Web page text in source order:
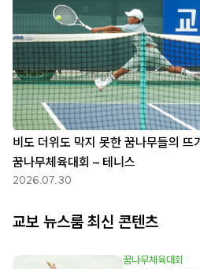
비도 더위도 막지 못한 꿈나무들의
꿈나무체육대회 – 테니스
2026.07.30
교보 뉴스룸 최신 콘텐츠
꿈나무체육대회